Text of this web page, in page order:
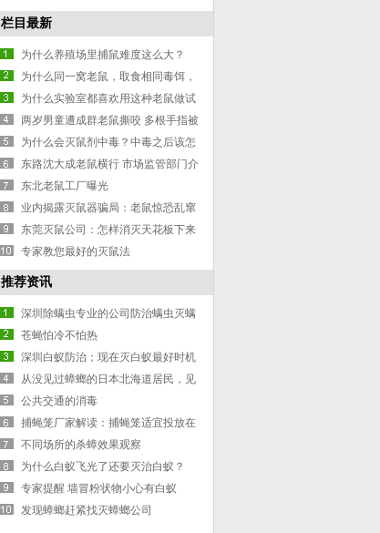
家里有老鼠怎么办？
栏目最新
为什么养殖场里捕鼠难度这么大？
为什么同一窝老鼠，取食相同毒饵，
有的死了、有的幸存下来
为什么实验室都喜欢用这种老鼠做试
验？
两岁男童遭成群老鼠撕咬 多根手指被
咬断
为什么会灭鼠剂中毒？中毒之后该怎
么处理？
东路沈大成老鼠横行 市场监管部门介
入整改
东北老鼠工厂曝光
业内揭露灭鼠器骗局：老鼠惊恐乱窜
实为笼子通电
东莞灭鼠公司：怎样消灭天花板下来
的老鼠？
专家教您最好的灭鼠法
推荐资讯
深圳除螨虫专业的公司防治螨虫灭螨
虫方案
苍蝇怕冷不怕热
深圳白蚁防治；现在灭白蚁最好时机
从没见过蟑螂的日本北海道居民，见
到蟑螂时的反应太震撼！
公共交通的消毒
捕蝇笼厂家解读：捕蝇笼适宜投放在
哪些地方
不同场所的杀蟑效果观察
为什么白蚁飞光了还要灭治白蚁？
专家提醒 墙冒粉状物小心有白蚁
发现蟑螂赶紧找灭蟑螂公司